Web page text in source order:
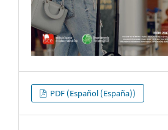
PDF (Español (España))